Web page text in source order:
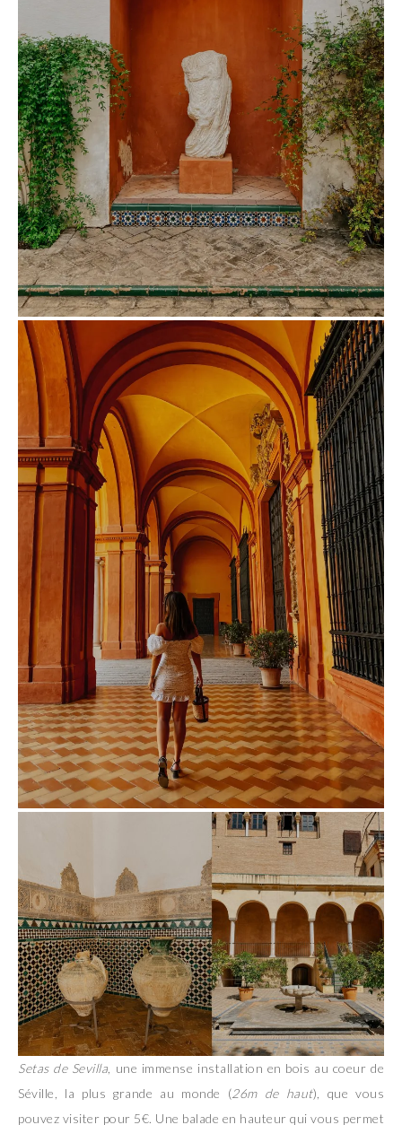
Setas de Sevilla , une immense installation en bois au coeur de
Séville, la plus grande au monde (26m de haut), que vous
pouvez visiter pour 5€. Une balade en hauteur qui vous permet